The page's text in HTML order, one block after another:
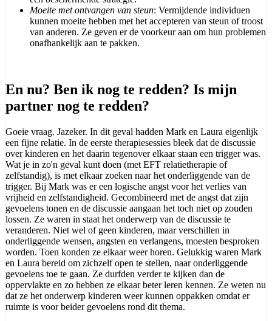
Moeite met ontvangen van steun: Vermijdende individuen
kunnen moeite hebben met het accepteren van steun of troost
van anderen. Ze geven er de voorkeur aan om hun problemen
onafhankelijk aan te pakken.
En nu? Ben ik nog te redden? Is mijn
partner nog te redden?
Goeie vraag. Jazeker. In dit geval hadden Mark en Laura eigenlijk
een fijne relatie. In de eerste therapiesessies bleek dat de discussie
over kinderen en het daarin tegenover elkaar staan een trigger was.
Wat je in zo'n geval kunt doen (met EFT relatietherapie of
zelfstandig), is met elkaar zoeken naar het onderliggende van de
trigger. Bij Mark was er een logische angst voor het verlies van
vrijheid en zelfstandigheid. Gecombineerd met de angst dat zijn
gevoelens tonen en de discussie aangaan het toch niet op zouden
lossen. Ze waren in staat het onderwerp van de discussie te
veranderen. Niet wel of geen kinderen, maar verschillen in
onderliggende wensen, angsten en verlangens, moesten besproken
worden. Toen konden ze elkaar weer horen. Gelukkig waren Mark
en Laura bereid om zichzelf open te stellen, naar onderliggende
gevoelens toe te gaan. Ze durfden verder te kijken dan de
oppervlakte en zo hebben ze elkaar beter leren kennen. Ze weten nu
dat ze het onderwerp kinderen weer kunnen oppakken omdat er
ruimte is voor beider gevoelens rond dit thema.